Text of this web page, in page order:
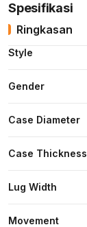
Spesifikasi
Ringkasan
Style
Gender
Case Diameter
Case Thickness
Lug Width
Movement